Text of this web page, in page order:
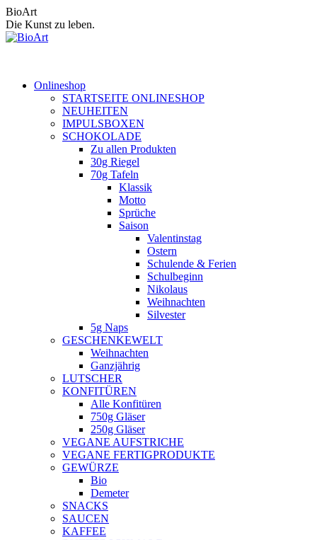
Zum
Inhalt
springen
BioArt
Die Kunst zu leben.
Onlineshop
STARTSEITE ONLINESHOP
NEUHEITEN
IMPULSBOXEN
SCHOKOLADE
Zu allen Produkten
30g Riegel
70g Tafeln
Klassik
Motto
Sprüche
Saison
Valentinstag
Ostern
Schulende & Ferien
Schulbeginn
Nikolaus
Weihnachten
Silvester
5g Naps
GESCHENKEWELT
Weihnachten
Ganzjährig
LUTSCHER
KONFITÜREN
Alle Konfitüren
750g Gläser
250g Gläser
VEGANE AUFSTRICHE
VEGANE FERTIGPRODUKTE
GEWÜRZE
Bio
Demeter
SNACKS
SAUCEN
KAFFEE